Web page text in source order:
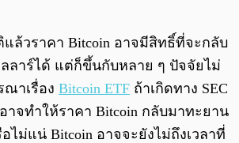
ล้วราคา Bitcoin อาจมีสิทธิ์ที่จะกลับ
ลลาร์ได้ แต่ก็ขึ้นกับหลาย ๆ ปัจจัยไม่
ณาเรื่อง Bitcoin ETF ถ้าเกิดทาง SEC
าจทำให้ราคา Bitcoin กลับมาทะยาน
ไม่แน่ Bitcoin อาจจะยังไม่ถึงเวลาที่